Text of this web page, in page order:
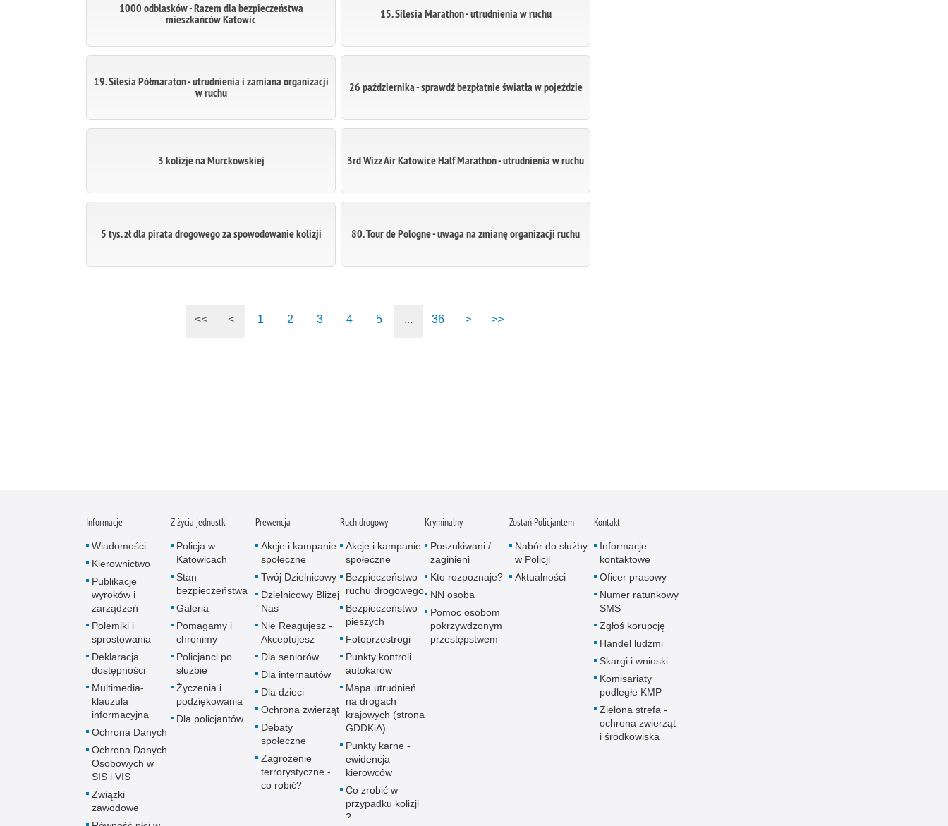
1000 odblasków - Razem dla bezpieczeństwa
mieszkańców Katowic 15. Silesia Marathon - utrudnienia w ruchu
19. Silesia Półmaraton - utrudnienia i zamiana organizacji
w ruchu 26 października - sprawdź bezpłatnie światła w pojeździe
3 kolizje na Murckowskiej 3rd Wizz Air Katowice Half Marathon - utrudnienia w ruchu
5 tys. zł dla pirata drogowego za spowodowanie kolizji 80. Tour de Pologne - uwaga na zmianę organizacji ruchu
<< < 1 2 3 4 5 ... 36 > >>
Informacje
Wiadomości
Kierownictwo
Publikacje
wyroków i
zarządzeń
Polemiki i
sprostowania
Deklaracja
dostępności
Multimedia-
klauzula
informacyjna
Ochrona Danych
Ochrona Danych
Osobowych w
SIS i VIS
Związki
zawodowe
Z życia jednostki
Policja w
Katowicach
Stan
bezpieczeństwa
Galeria
Pomagamy i
chronimy
Policjanci po
służbie
Życzenia i
podziękowania
Dla policjantów
Prewencja
Akcje i kampanie
społeczne
Twój Dzielnicowy
Dzielnicowy Bliżej
Nas
Nie Reagujesz -
Akceptujesz
Dla seniorów
Dla internautów
Dla dzieci
Ochrona zwierząt
Debaty
społeczne
Zagrożenie
terrorystyczne -
co robić?
Ruch drogowy
Akcje i kampanie
społeczne
Bezpieczeństwo
ruchu drogowego
Bezpieczeństwo
pieszych
Fotoprzestrogi
Punkty kontroli
autokarów
Mapa utrudnień
na drogach
krajowych (strona
GDDKiA)
Punkty karne -
ewidencja
kierowców
Co zrobić w
przypadku kolizji
?
Kryminalny
Poszukiwani /
zaginieni
Kto rozpoznaje?
NN osoba
Pomoc osobom
pokrzywdzonym
przestępstwem
Zostań Policjantem
Nabór do służby
w Policji
Aktualności
Kontakt
Informacje
kontaktowe
Oficer prasowy
Numer ratunkowy
SMS
Zgłoś korupcję
Handel ludźmi
Skargi i wnioski
Komisariaty
podległe KMP
Zielona strefa -
ochrona zwierząt
i środkowiska